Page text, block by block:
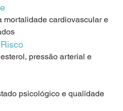
mortalidade cardiovascular e
pressão arterial e
psicológico e qualidade